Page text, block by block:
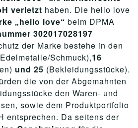
verletzt haben. Die hello love
„hello love“ beim DPMA
302017028197
der Marke bestehe in den
Schmuck),16
und 25 (Bekleidungsstücke).
die von der Abgemahnten
den Waren- und
sowie dem Produktportfolio
entsprechen. Da seitens der